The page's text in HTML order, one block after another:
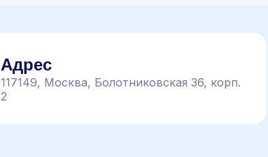
Адрес
117149, Москва, Болотниковская 36, корп.
2